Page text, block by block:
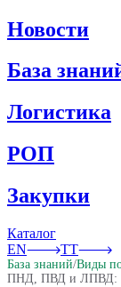
Новости
База
Логистика
РОП
Закупки
Каталог
EN
TT
База знаний/Виды
ПНД, ПВД и ЛПВД: